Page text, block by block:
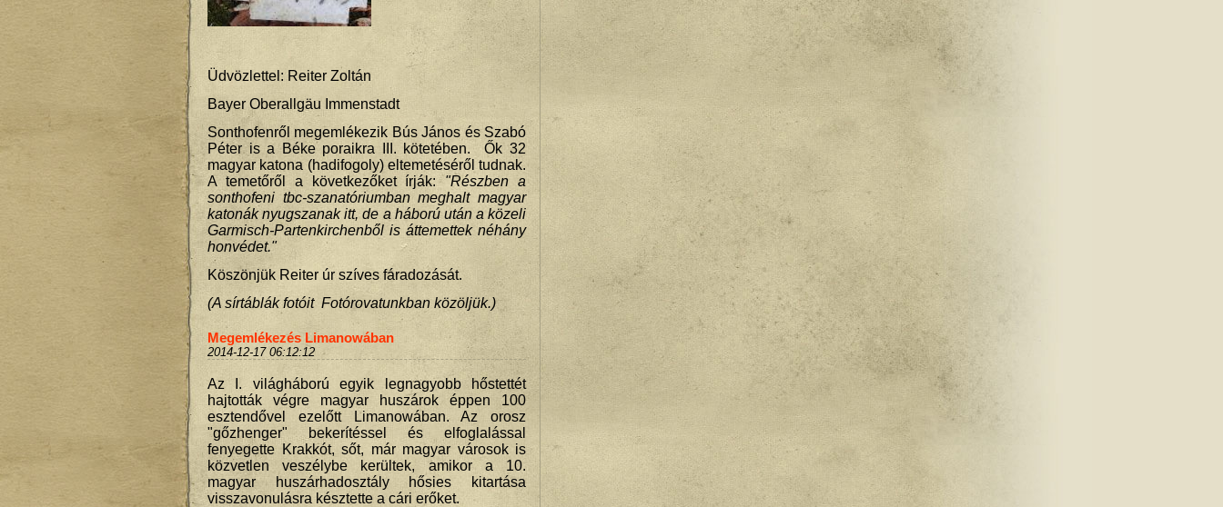
Üdvözlettel: Reiter Zoltán
Bayer Oberallgäu Immenstadt
Sonthofenről megemlékezik Bús János és Szabó
Péter is a Béke poraikra III. kötetében. Ők 32
magyar katona (hadifogoly) eltemetéséről tudnak.
A temetőről a következőket írják: "Részben a
sonthofeni tbc-szanatóriumban meghalt magyar
katonák nyugszanak itt, de a háború után a közeli
Garmisch-Partenkirchenből is áttemettek néhány
honvédet."
Köszönjük Reiter úr szíves fáradozását.
(A sírtáblák fotóit Fotórovatunkban közöljük.)
Megemlékezés Limanowában
2014-12-17 06:12:12
Az I. világháború egyik legnagyobb hőstettét
hajtották végre magyar huszárok éppen 100
esztendővel ezelőtt Limanowában. Az orosz
"gőzhenger" bekerítéssel és elfoglalással
fenyegette Krakkót, sőt, már magyar városok is
közvetlen veszélybe kerültek, amikor a 10.
magyar huszárhadosztály hősies kitartása
visszavonulásra késztette a cári erőket.